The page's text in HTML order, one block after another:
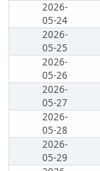
2026-
05-24
2026-
05-25
2026-
05-26
2026-
05-27
2026-
05-28
2026-
05-29